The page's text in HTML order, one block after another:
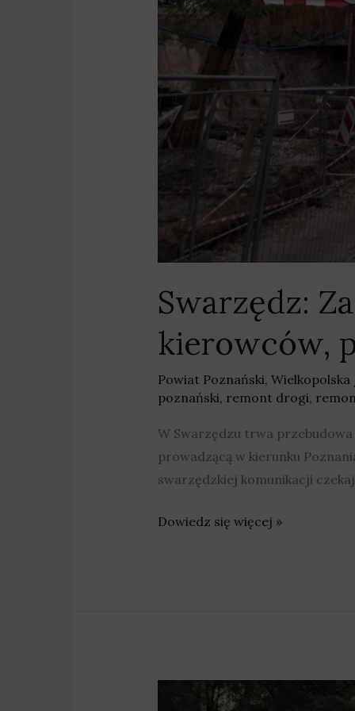
Swarzędz:
kierowców,
Powiat Poznański, Wielkopolska
poznański, remont drogi,
W Swarzędzu trwa
prowadzącą w kierunku
swarzędzkiej komunikacji
Dowiedz się więcej »